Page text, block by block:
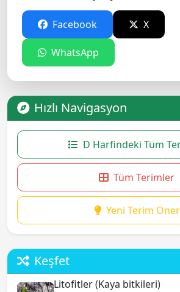
Facebook X
WhatsApp
Hızlı Navigasyon
D Harfindeki Tüm
Tüm Terimler
Yeni Terim Öner
Keşfet
Litofitler (Kaya bitkileri)